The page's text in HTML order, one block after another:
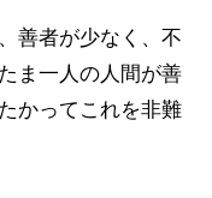
善者が少なく、不
ま一人の人間が善
かってこれを非難